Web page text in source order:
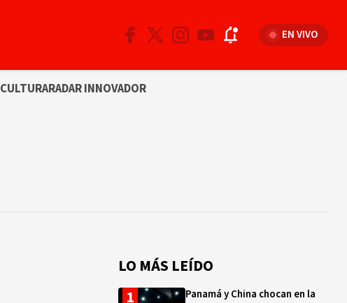
EN VIVO
CULTURARADAR INNOVADOR
LO MÁS LEÍDO
Panamá y China chocan en la